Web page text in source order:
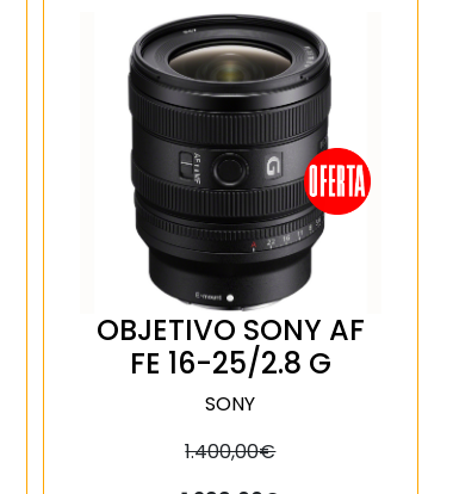
OBJETIVO SONY AF
FE 16-25/2.8 G
SONY
1.400,00€